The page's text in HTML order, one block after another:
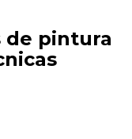
de pintura